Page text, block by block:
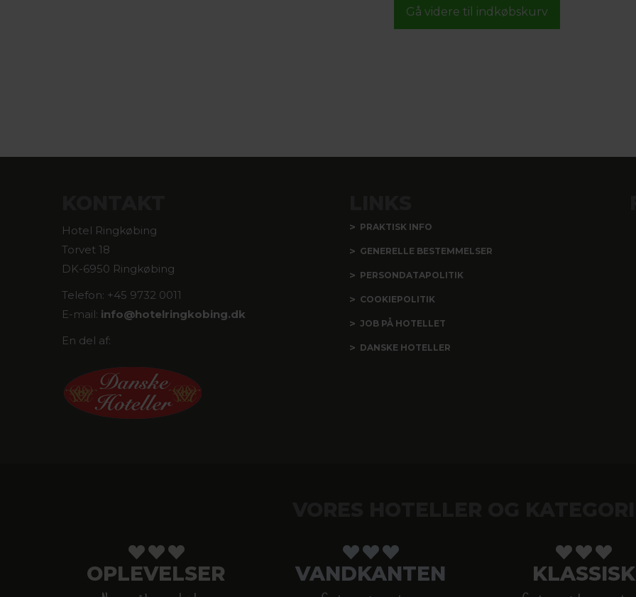
Hotel Ringkøbing
Torvet 18
DK-6950 Ringkøbing
Telefon: +45 9732 0011
E-mail: info@hotelringkobing.dk
En del af:
PRAKTISK INFO
GENERELLE BESTEMMELSER
PERSONDATAPOLITIK
COOKIEPOLITIK
JOB PÅ HOTELLET
DANSKE HOTELLER
OPLEVELSER VANDKANTEN KLASSISK